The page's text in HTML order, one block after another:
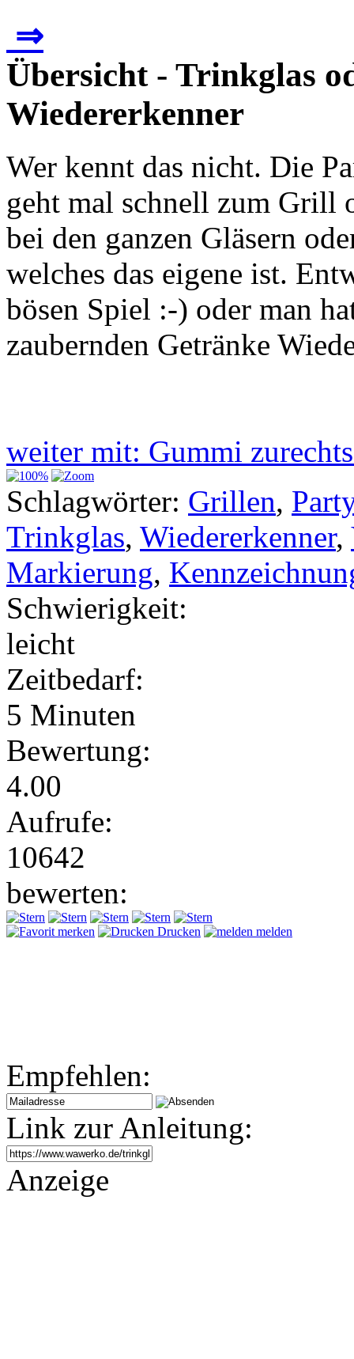
⇒
Übersicht - Trinkglas
Wiedererkenner
Wer kennt das nicht. Die
geht mal schnell zum Grill
bei den ganzen Gläsern
welches das eigene ist.
bösen Spiel :-) oder man
zaubernden Getränke
weiter mit: Gummi
Schlagwörter: Grillen, Party
Trinkglas, Wiedererkenner,
Markierung,
Schwierigkeit:
leicht
Zeitbedarf:
5 Minuten
Bewertung:
4.00
Aufrufe:
10642
bewerten:
merken Drucken melden
Empfehlen:
Link zur Anleitung:
Anzeige